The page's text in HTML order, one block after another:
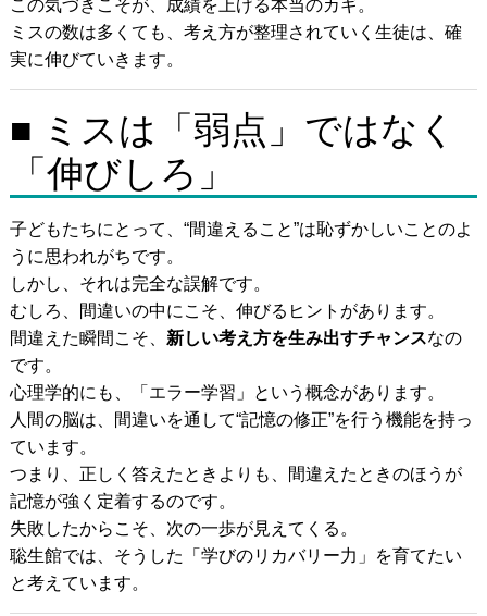
この気づきこそが、成績を上げる本当のカギ。
ミスの数は多くても、考え方が整理されていく生徒は、確
実に伸びていきます。
■ ミスは「弱点」ではなく
「伸びしろ」
子どもたちにとって、“間違えること”は恥ずかしいことのよ
うに思われがちです。
しかし、それは完全な誤解です。
むしろ、間違いの中にこそ、伸びるヒントがあります。
間違えた瞬間こそ、 新しい考え方を生み出すチャンスなの
です。
心理学的にも、「エラー学習」という概念があります。
人間の脳は、間違いを通して“記憶の修正”を行う機能を持っ
ています。
つまり、正しく答えたときよりも、間違えたときのほうが
記憶が強く定着するのです。
失敗したからこそ、次の一歩が見えてくる。
聡生館では、そうした「学びのリカバリー力」を育てたい
と考えています。